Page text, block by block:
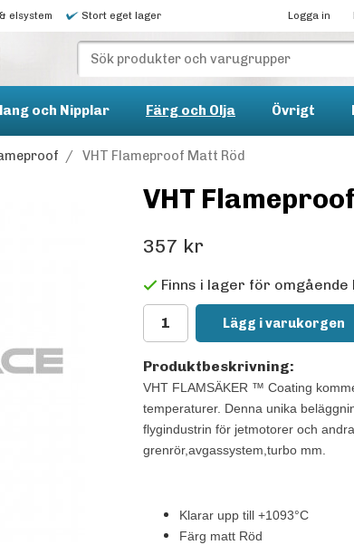
elsystem Stort eget lager Logga in
och Nipplar Färg och Olja Övrigt
/ VHT Flameproof Matt Röd
VHT
357 kr
Finns i lager för omgående
Lägg i varukorgen
Produktbeskrivning:
VHT FLAMSÄKER ™ Coating
temperaturer. Denna unika
flygindustrin för jetmotorer och
grenrör,avgassystem,turbo mm.
Klarar upp till +1093°C
Färg matt Röd